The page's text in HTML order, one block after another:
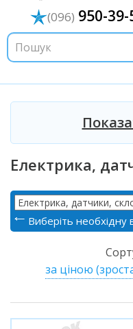
(096) 950-39-
Електрика,
Виберіть необхідну
за ціною